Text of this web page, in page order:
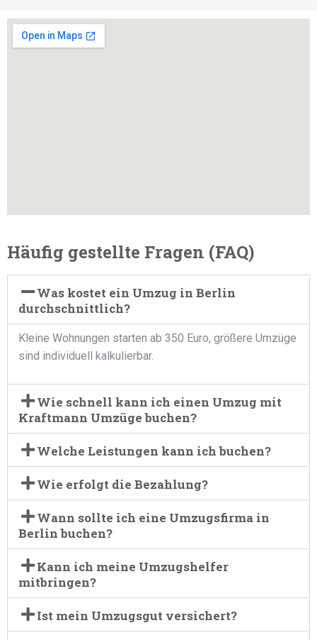
Häufig gestellte Fragen (FAQ)
Was kostet ein Umzug in Berlin
durchschnittlich?
Kleine Wohnungen starten ab 350 Euro, größere Umzüge
sind individuell kalkulierbar.
Wie schnell kann ich einen Umzug mit
Kraftmann Umzüge buchen?
Welche Leistungen kann ich buchen?
Wie erfolgt die Bezahlung?
Wann sollte ich eine Umzugsfirma in
Berlin buchen?
Kann ich meine Umzugshelfer
mitbringen?
Ist mein Umzugsgut versichert?